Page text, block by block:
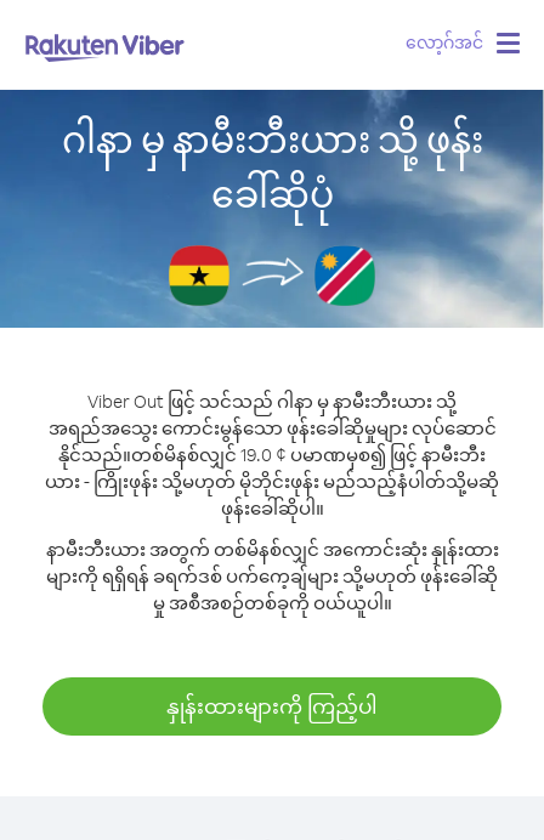
လော့ဂ်အင်
ဂါနာ မှ နာမီးဘီးယား သို့ ဖုန်း
ခေါ်ဆိုပုံ
Viber Out ဖြင့် သင်သည် ဂါနာ မှ နာမီးဘီးယား သို့
အရည်အသွေး ကောင်းမွန်သော ဖုန်းခေါ်ဆိုမှုများ လုပ်ဆောင်
နိုင်သည်။တစ်မိနစ်လျှင် 19.0 ¢ ပမာဏမှစ၍ ဖြင့် နာမီးဘီး
ယား - ကြိုးဖုန်း သို့မဟုတ် မိုဘိုင်းဖုန်း မည်သည့်နံပါတ်သို့မဆို
ဖုန်းခေါ်ဆိုပါ။
နာမီးဘီးယား အတွက် တစ်မိနစ်လျှင် အကောင်းဆုံး နှုန်းထား
များကို ရရှိရန် ခရက်ဒစ် ပက်ကေ့ချ်များ သို့မဟုတ် ဖုန်းခေါ်ဆို
မှု အစီအစဉ်တစ်ခုကို ဝယ်ယူပါ။
နှုန်းထားများကို ကြည့်ပါ